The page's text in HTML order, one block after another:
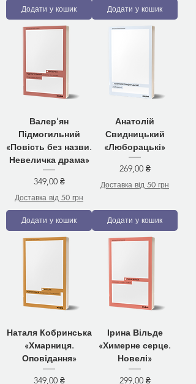
Додати у кошик Додати у кошик
Валер'ян
Підмогильний
«Повість без назви.
Невеличка драма»
Ціна
349,00 ₴
Доставка від 50 грн
Додати у кошик
Анатолій
Свидницький
«Люборацькі»
Ціна
269,00 ₴
Доставка від 50 грн
Додати у кошик
Наталя Кобринська
«Хмарниця.
Оповідання»
Ціна
349,00 ₴
Ірина Вільде
«Химерне серце.
Новелі»
Ціна
299,00 ₴